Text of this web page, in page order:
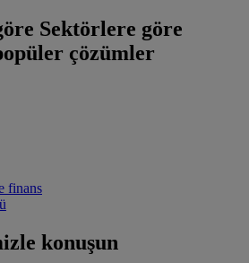
Sektörlere göre
çözümler
finans
konuşun